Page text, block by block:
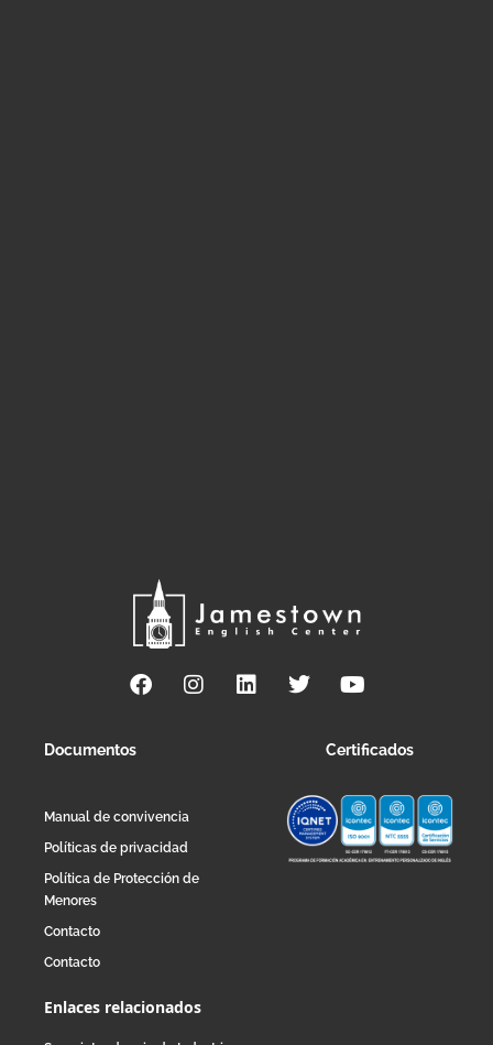
Documentos
Manual de convivencia
Políticas de privacidad
Política de Protección de
Menores
Contacto
Contacto
Enlaces relacionados
Certificados